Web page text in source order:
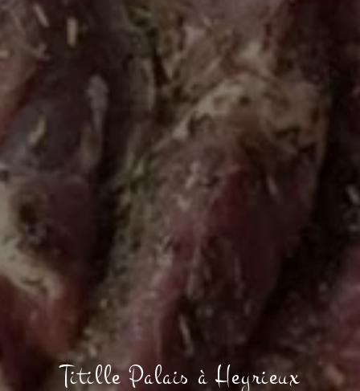
Titille Palais à Heyrieux